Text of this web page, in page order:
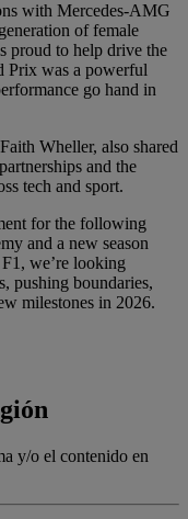
with Mercedes-AMG
of female
proud to help drive the
Prix was a powerful
go hand in
Wheller, also shared
and the
tech and sport.
for the following
and a new season
we’re looking
pushing boundaries,
milestones in 2026.
y/o el contenido en